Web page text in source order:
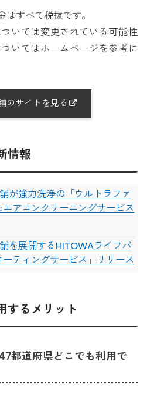
すべて税抜です。
いては変更されている可能性
いてはホームページを参考に
のサイトを見る
情報
が強力洗浄の「ウルトラファ
アコンクリーニングサービス
を展開するHITOWAライフパ
ティングサービス」リリース
するメリット
都道府県どこでも利用で